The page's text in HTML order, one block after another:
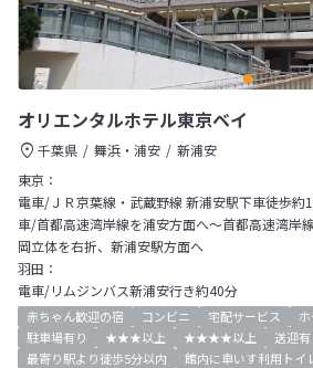
オリエンタルホテル東京ベイ
千葉県 舞浜・浦安
新浦安
東京：
電車/ＪＲ京葉線・武蔵野線 新浦安駅下車徒歩約
車/首都高速湾岸線を浦安方面へ～首都高速湾岸
岡立体を右折、新浦安駅方面へ
羽田：
電車/リムジンバス新浦安行き約40分
赤ちゃん歓迎の宿 コンビニ 宅配サービス
駐車場有り
★★★以上 ★★★★以上
送迎有
最寄り駅より徒歩5分以内
館内に車いす利用トイ